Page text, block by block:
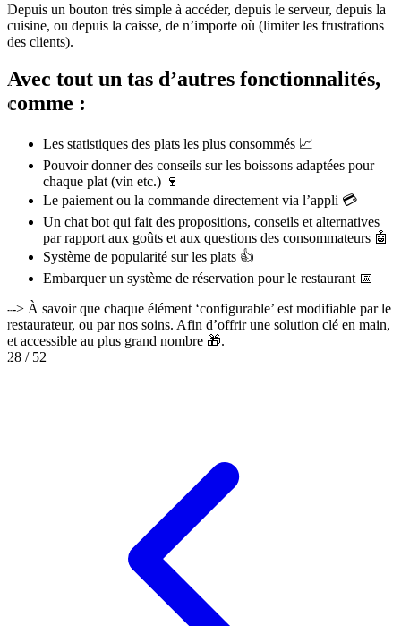
Depuis un bouton très simple à accéder, depuis le serveur, depuis la
cuisine, ou depuis la caisse, de n’importe où (limiter les frustrations
des clients).
Avec tout un tas d’autres fonctionnalités,
comme :
Les statistiques des plats les plus consommés 📈
Pouvoir donner des conseils sur les boissons adaptées pour
chaque plat (vin etc.) 🍷
Le paiement ou la commande directement via l’appli 💳
Un chat bot qui fait des propositions, conseils et alternatives
par rapport aux goûts et aux questions des consommateurs 🤖
Système de popularité sur les plats 👍
Embarquer un système de réservation pour le restaurant 📅
--> À savoir que chaque élément ‘configurable’ est modifiable par le
restaurateur, ou par nos soins. Afin d’offrir une solution clé en main,
et accessible au plus grand nombre 🎁.
28 / 52